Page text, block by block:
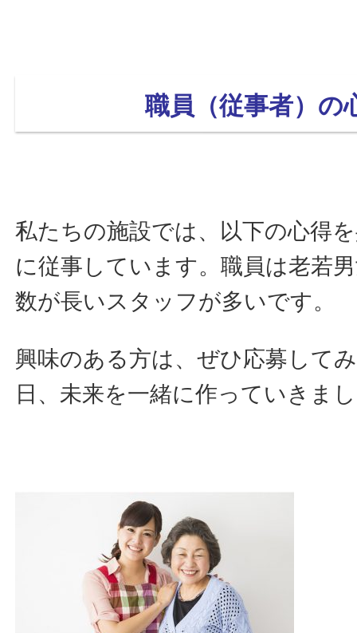
職員（従事者）の
私たちの施設では、以下の心得
に従事しています。職員は老若
数が長いスタッフが多いです。
興味のある方は、ぜひ応募して
日、未来を一緒に作っていきま